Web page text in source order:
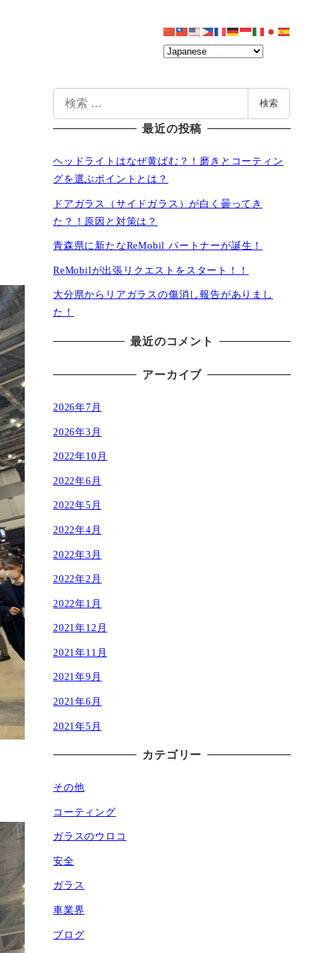
検索
最近の投稿
ヘッドライトはなぜ黄ばむ？！磨きとコーティン
グを選ぶポイントとは？
ドアガラス（サイドガラス）が白く曇ってき
た？！原因と対策は？
青森県に新たなReMobil パートナーが誕生！
ReMobilが出張リクエストをスタート！！
大分県からリアガラスの傷消し報告がありまし
た！
最近のコメント
アーカイブ
2026年7月
2026年3月
2022年10月
2022年6月
2022年5月
2022年4月
2022年3月
2022年2月
2022年1月
2021年12月
2021年11月
2021年9月
2021年6月
2021年5月
カテゴリー
その他
コーティング
ガラスのウロコ
安全
ガラス
車業界
ブログ